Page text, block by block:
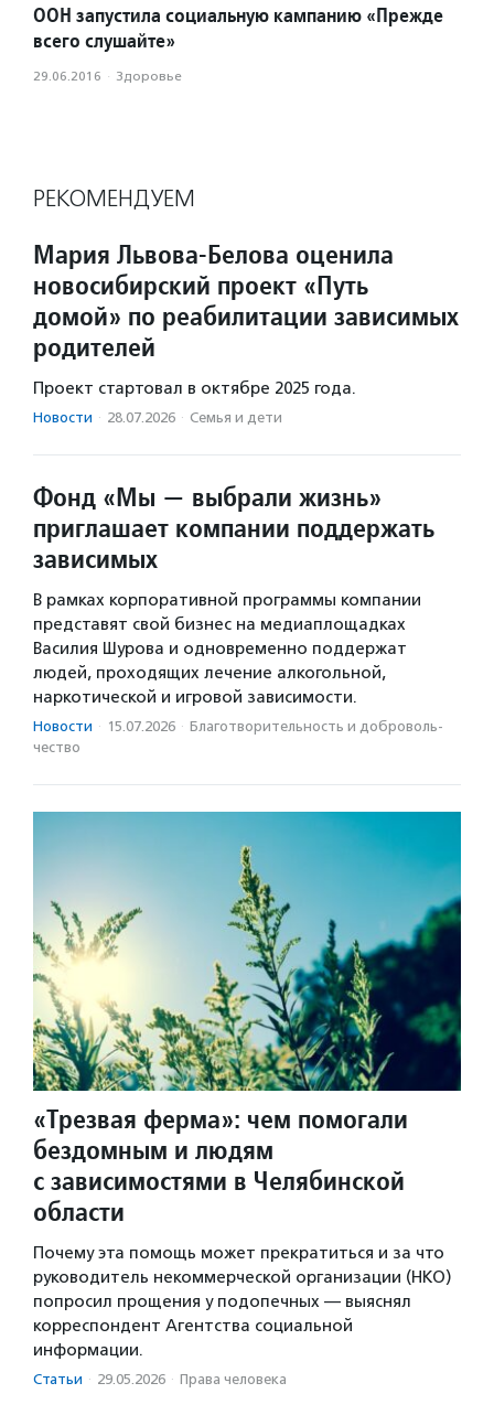
ООН запустила социальную кампанию «Прежде
всего слушайте»
29.06.2016 · Здоровье
РЕКОМЕНДУЕМ
Мария Львова-Белова оценила
новосибирский проект «Путь
домой» по реабилитации зависимых
родителей
Проект стартовал в октябре 2025 года.
Новости · 28.07.2026 · Семья и дети
Фонд «Мы — выбрали жизнь»
приглашает компании поддержать
зависимых
В рамках корпоративной программы компании
представят свой бизнес на медиаплощадках
Василия Шурова и одновременно поддержат
людей, проходящих лечение алкогольной,
наркотической и игровой зависимости.
Новости · 15.07.2026 · Благотвори­тель­ность и доброволь­
чест­во
«Трезвая ферма»: чем помогали
бездомным и людям
с зависимостями в Челябинской
области
Почему эта помощь может прекратиться и за что
руководитель некоммерческой организации (НКО)
попросил прощения у подопечных — выяснял
корреспондент Агентства социальной
информации.
Статьи · 29.05.2026 · Права человека